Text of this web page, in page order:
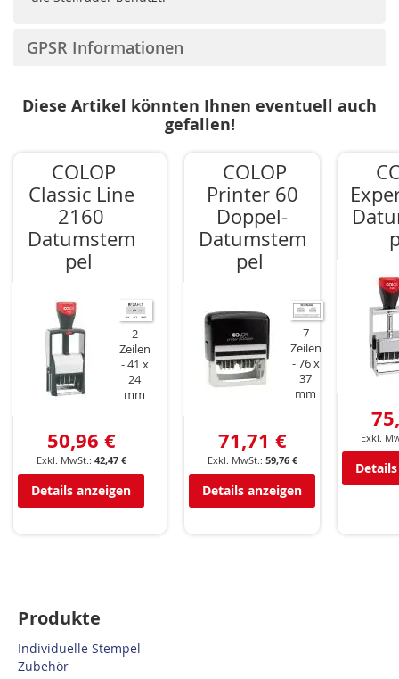
GPSR Informationen
Diese Artikel könnten Ihnen eventuell auch
gefallen!
COLOP
Classic Line
2160
Datumstem
pel
2
Zeilen
41 x
24
mm
50,96 €
42,47 €
Details anzeigen
COLOP
Printer 60
Doppel-
Datumstem
pel
7
Zeilen
76 x
37
mm
71,71 €
59,76 €
Details anzeigen
Produkte
Individuelle Stempel
Zubehör